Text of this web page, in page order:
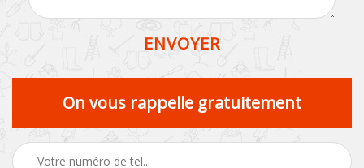
On vous rappelle gratuitement